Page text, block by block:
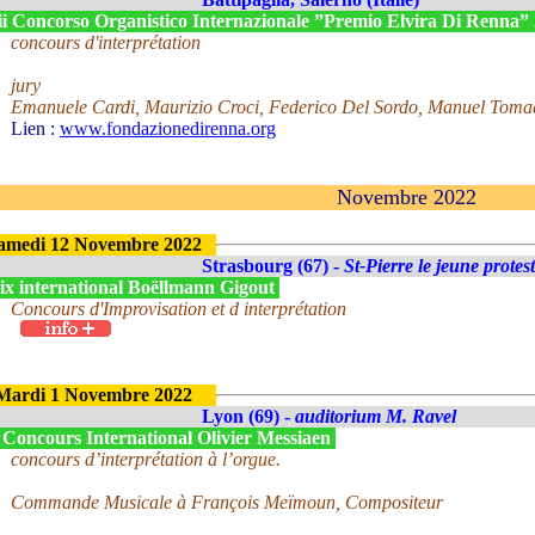
Concorso Organistico Internazionale ”Premio Elvira Di Renna”
concours d'interprétation
jury
Emanuele Cardi, Maurizio Croci, Federico Del Sordo, Manuel
Lien : www.fondazionedirenna.org
Novembre 2022
12 Novembre 2022
Strasbourg (67) - St-Pierre le jeune
international Boëllmann Gigout
Concours d'Improvisation et d interprétation
1 Novembre 2022
Lyon (69) - auditorium M. Ravel
Concours International Olivier Messiaen
concours d’interprétation à l’orgue.
Commande Musicale à François Meïmoun, Compositeur